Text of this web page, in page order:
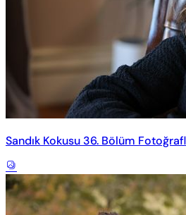
Sandık Kokusu 36. Bölüm